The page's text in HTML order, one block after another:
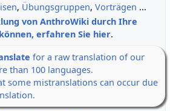
, Übungsgruppen, Vorträgen ...
von AnthroWiki durch Ihre
erfahren Sie hier.
for a raw translation of our
than 100 languages.
some mistranslations can occur due